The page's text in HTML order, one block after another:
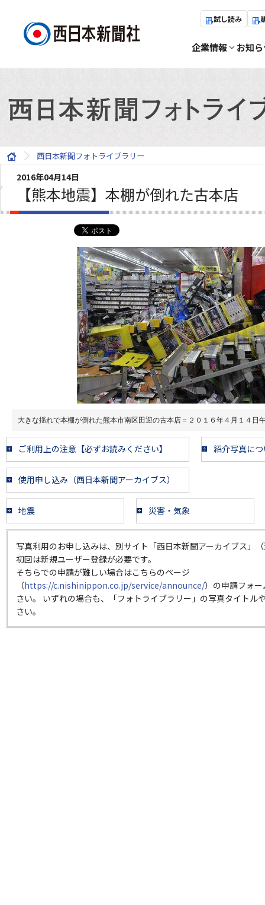
試し読み
企業情報 お知
西日本新聞フォトライブラリー
2016年04月14日
【熊本地震】本棚が倒れた古本店
大きな揺れで本棚が倒れた熊本市南区田迎の古本店＝２０１６年４月１４日
ご利用上の注意【必ずお読みください】 紹介写真に
使用申し込み（西日本新聞アーカイブス）
地震 災害・気象
写真利用のお申し込みは、別サイト「西日本新聞アーカイブス」
初回は新規ユーザー登録が必要です。
そちらでの申請が難しい場合はこちらのページ
（https://c.nishinippon.co.jp/service/announce/）の申請フォ
さい。 いずれの場合も、「フォトライブラリー」の写真タイトル
さい。